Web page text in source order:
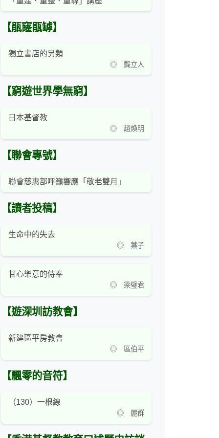
【瓹窿瓹罅】
獨立書店的另類
◎ 龔立人
【窮遊世界學無窮】
日本基督教
◎ 趙煥明
【聯會專號】
聯會慈惠部呼籲響應「敬老雙月」
【讀者投稿】
生命中的失去
◎ 葉子
甘心樂意的侍奉
◎ 梁璧君
【遊深圳訪教會】
新建區平房教會
◎ 區伯平
【飄零的音符】
（130）一根線
◎ 麗群